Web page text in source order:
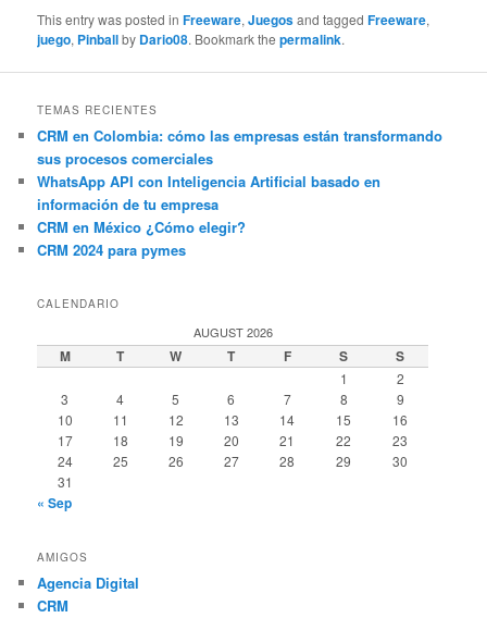
This entry was posted inFreeware,Juegosand taggedFreeware,
juego, Pinballby Dario08. Bookmark thepermalink.
TEMAS RECIENTES
CRM en Colombia: cómo las empresas están transformando
sus procesos comerciales
WhatsApp API con Inteligencia Artificial basado en
información de tu empresa
CRM en México ¿Cómo elegir?
CRM 2024 para pymes
CALENDARIO
AUGUST 2026
M T W T F S S
1
2
3
4 5 6 7 8
9
10
11 12 13 14 15
16
17
18 19 20 21 22
23
24
25 26 27 28 29
30
31
« Sep
AMIGOS
Agencia Digital
CRM